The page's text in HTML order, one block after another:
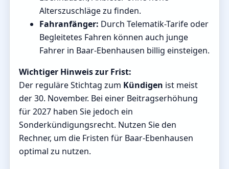
Alterszuschläge zu finden.
Fahranfänger: Durch Telematik-Tarife oder
Begleitetes Fahren können auch junge
Fahrer in Baar-Ebenhausen billig einsteigen.
Wichtiger Hinweis zur Frist:
Der reguläre Stichtag zum Kündigen ist meist
der 30. November. Bei einer Beitragserhöhung
für 2027 haben Sie jedoch ein
Sonderkündigungsrecht. Nutzen Sie den
Rechner, um die Fristen für Baar-Ebenhausen
optimal zu nutzen.